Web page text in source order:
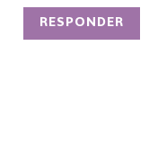
RESPONDER